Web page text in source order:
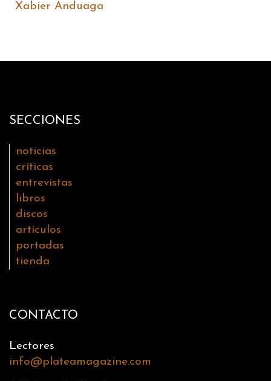
Xabier Anduaga
SECCIONES
noticias
críticas
entrevistas
libros
discos
artículos
portadas
tienda
CONTACTO
Lectores
info@plateamagazine.com